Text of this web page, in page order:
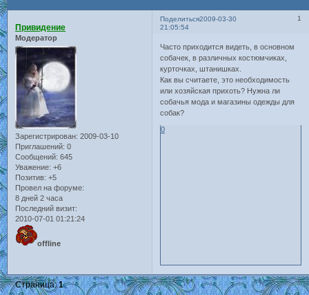
Поделиться 1
2009-03-30
21:05:54
Привидение
Модератор
Зарегистрирован: 2009-03-10
Приглашений: 0
Сообщений: 645
Уважение: +6
Позитив: +5
Провел на форуме:
8 дней 2 часа
Последний визит:
2010-07-01 01:21:24
offline
Часто приходится видеть, в основном
собачек, в различных костюмчиках,
курточках, штанишках.
Как вы считаете, это необходимость
или хозяйская прихоть? Нужна ли
собачья мода и магазины одежды для
собак?
0
Страница:1